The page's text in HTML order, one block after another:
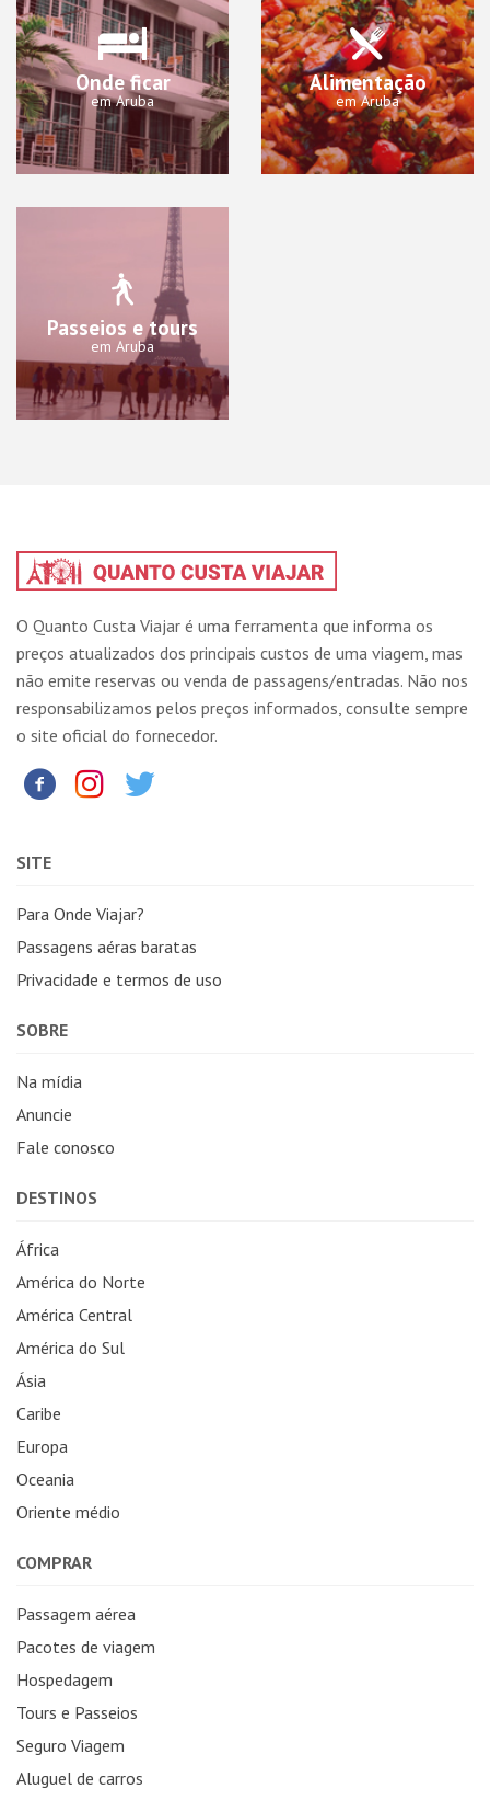
Onde ficar
em Aruba
Alimentação
em Aruba
Passeios e tours
em Aruba
O Quanto Custa Viajar é uma ferramenta que informa os
preços atualizados dos principais custos de uma viagem, mas
não emite reservas ou venda de passagens/entradas. Não nos
responsabilizamos pelos preços informados, consulte sempre
o site oficial do fornecedor.
SITE
Para Onde Viajar?
Passagens aéras baratas
Privacidade e termos de uso
SOBRE
Na mídia
Anuncie
Fale conosco
DESTINOS
África
América do Norte
América Central
América do Sul
Ásia
Caribe
Europa
Oceania
Oriente médio
COMPRAR
Passagem aérea
Pacotes de viagem
Hospedagem
Tours e Passeios
Seguro Viagem
Aluguel de carros